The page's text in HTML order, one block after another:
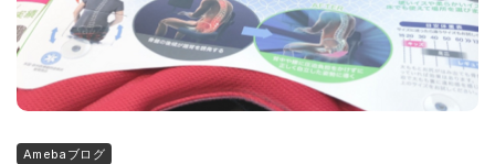
Amebaブログ